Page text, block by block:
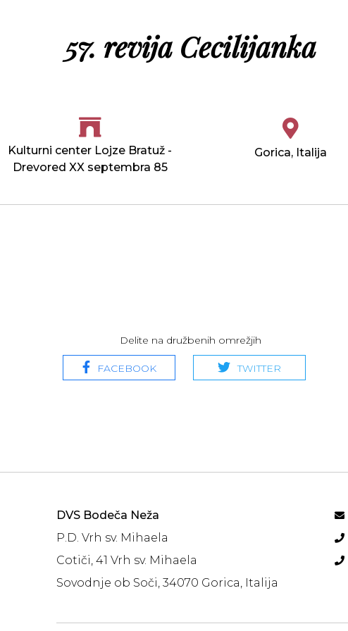
57. revija Cecilijanka
Kulturni center Lojze Bratuž -
Drevored XX septembra 85
Gorica, Italija
Delite na družbenih omrežjih
FACEBOOK TWITTER
DVS Bodeča Neža
P.D. Vrh sv. Mihaela
Cotiči, 41 Vrh sv. Mihaela
Sovodnje ob Soči, 34070 Gorica, Italija